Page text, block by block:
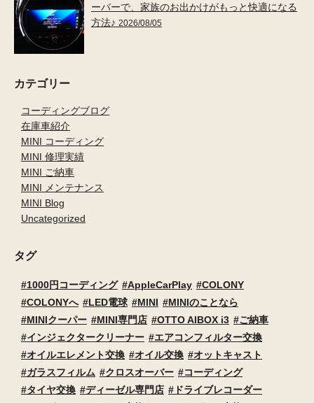
ーバーで、家族のお出かけがもっと快適になる
方法♪ 2026/08/05
カテゴリー
コーディングブログ
在庫車紹介
MINI コーディング
MINI 修理実績
MINI ご納車
MINI メンテナンス
MINI Blog
Uncategorized
タグ
1000円コーディング AppleCarPlay
COLONY
COLONYへ
LED電球 MINI
MINIのことなら
MINIクーパー
MINI専門店 OTTO AIBOX i3
ご納車
インジェクタークリーナー
エアコンフィルター交換
オイルエレメント交換
オイル交換
オットキャスト
ガラスフィルム
クロスオーバー
コーディング
タイヤ交換
ディーゼル専門店
ドライブレコーダー